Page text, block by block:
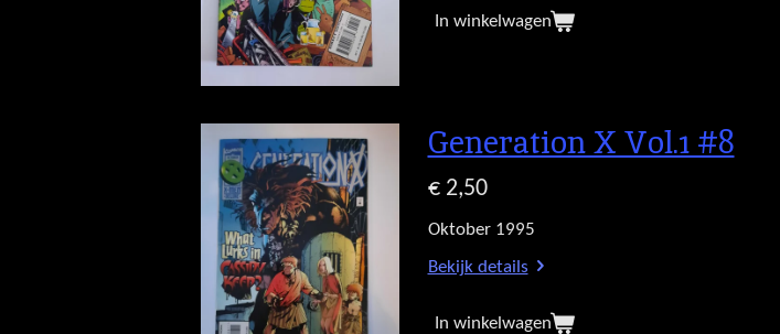
In winkelwagen
Generation X Vol.1 #8
€ 2,50
Oktober 1995
Bekijk details
In winkelwagen